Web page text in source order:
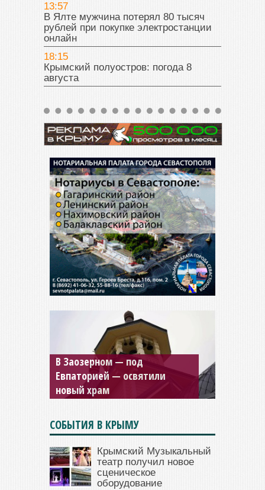
13:57
В Ялте мужчина потерял 80 тысяч
рублей при покупке электростанции
онлайн
18:15
Крымский полуостров: погода 8
августа
Мужской монастырь Косьмы
и Дамиана в Крыму вновь
открыт для посещения
СОБЫТИЯ В КРЫМУ
Крымский Музыкальный
театр получил новое
сценическое
оборудование